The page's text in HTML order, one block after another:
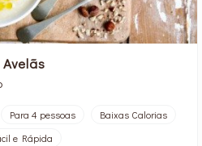
Para 4 pessoas
Baixas Calorias
e Rápida